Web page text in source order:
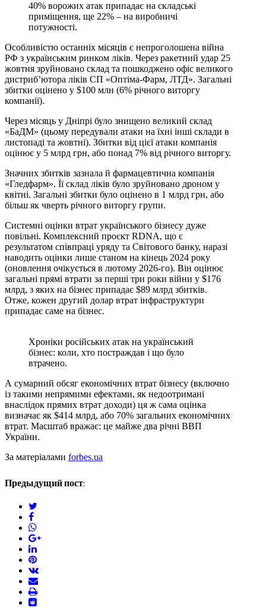
40% ворожих атак припадає на складські
приміщення, ще 22% – на виробничі
потужності.
Особливістю останніх місяців є непроголошена війна
РФ з українським ринком ліків. Через ракетний удар 25
жовтня зруйновано склад та пошкоджено офіс великого
дистриб’ютора ліків СП «Оптіма‑Фарм, ЛТД». Загальні
збитки оцінено у $100 млн (6% річного виторгу
компанії).
Через місяць у Дніпрі було знищено великий склад
«БаДМ» (цьому передували атаки на їхні інші склади в
листопаді та жовтні). Збитки від цієї атаки компанія
оцінює у 5 млрд грн, або понад 7% від річного виторгу.
Значних збитків зазнала й фармацевтична компанія
«Гледфарм». Її склад ліків було зруйновано дроном у
квітні. Загальні збитки було оцінено в 1 млрд грн, або
більш як чверть річного виторгу групи.
Системні оцінки втрат українського бізнесу дуже
повільні. Комплексний проєкт RDNA, що є
результатом спів­праці уряду та Світового банку, наразі
наводить оцінки лише станом на кінець 2024 року
(оновлення очікується в лютому 2026‑го). Він оцінює
загальні прямі втрати за перші три роки війни у $176
млрд, з яких на бізнес припадає $89 млрд збитків.
Отже, кожен другий долар втрат інфраструктури
припадає саме на бізнес.
Хроніки російських атак на український
бізнес: коли, хто постраждав і що було
втрачено.
А сумарний обсяг економічних втрат бізнесу (включно
із такими непрямими ефектами, як недоотримані
внаслідок прямих втрат доходи) ця ж сама оцінка
визначає як $414 млрд, або 70% загальних економічних
втрат. Масштаб вражає: це майже два річні ВВП
України.
За матеріалами forbes.ua
Предыдущий пост:
facebook
google+
linkedin
pinterest
vkontakte
email
print
reddit
reddit